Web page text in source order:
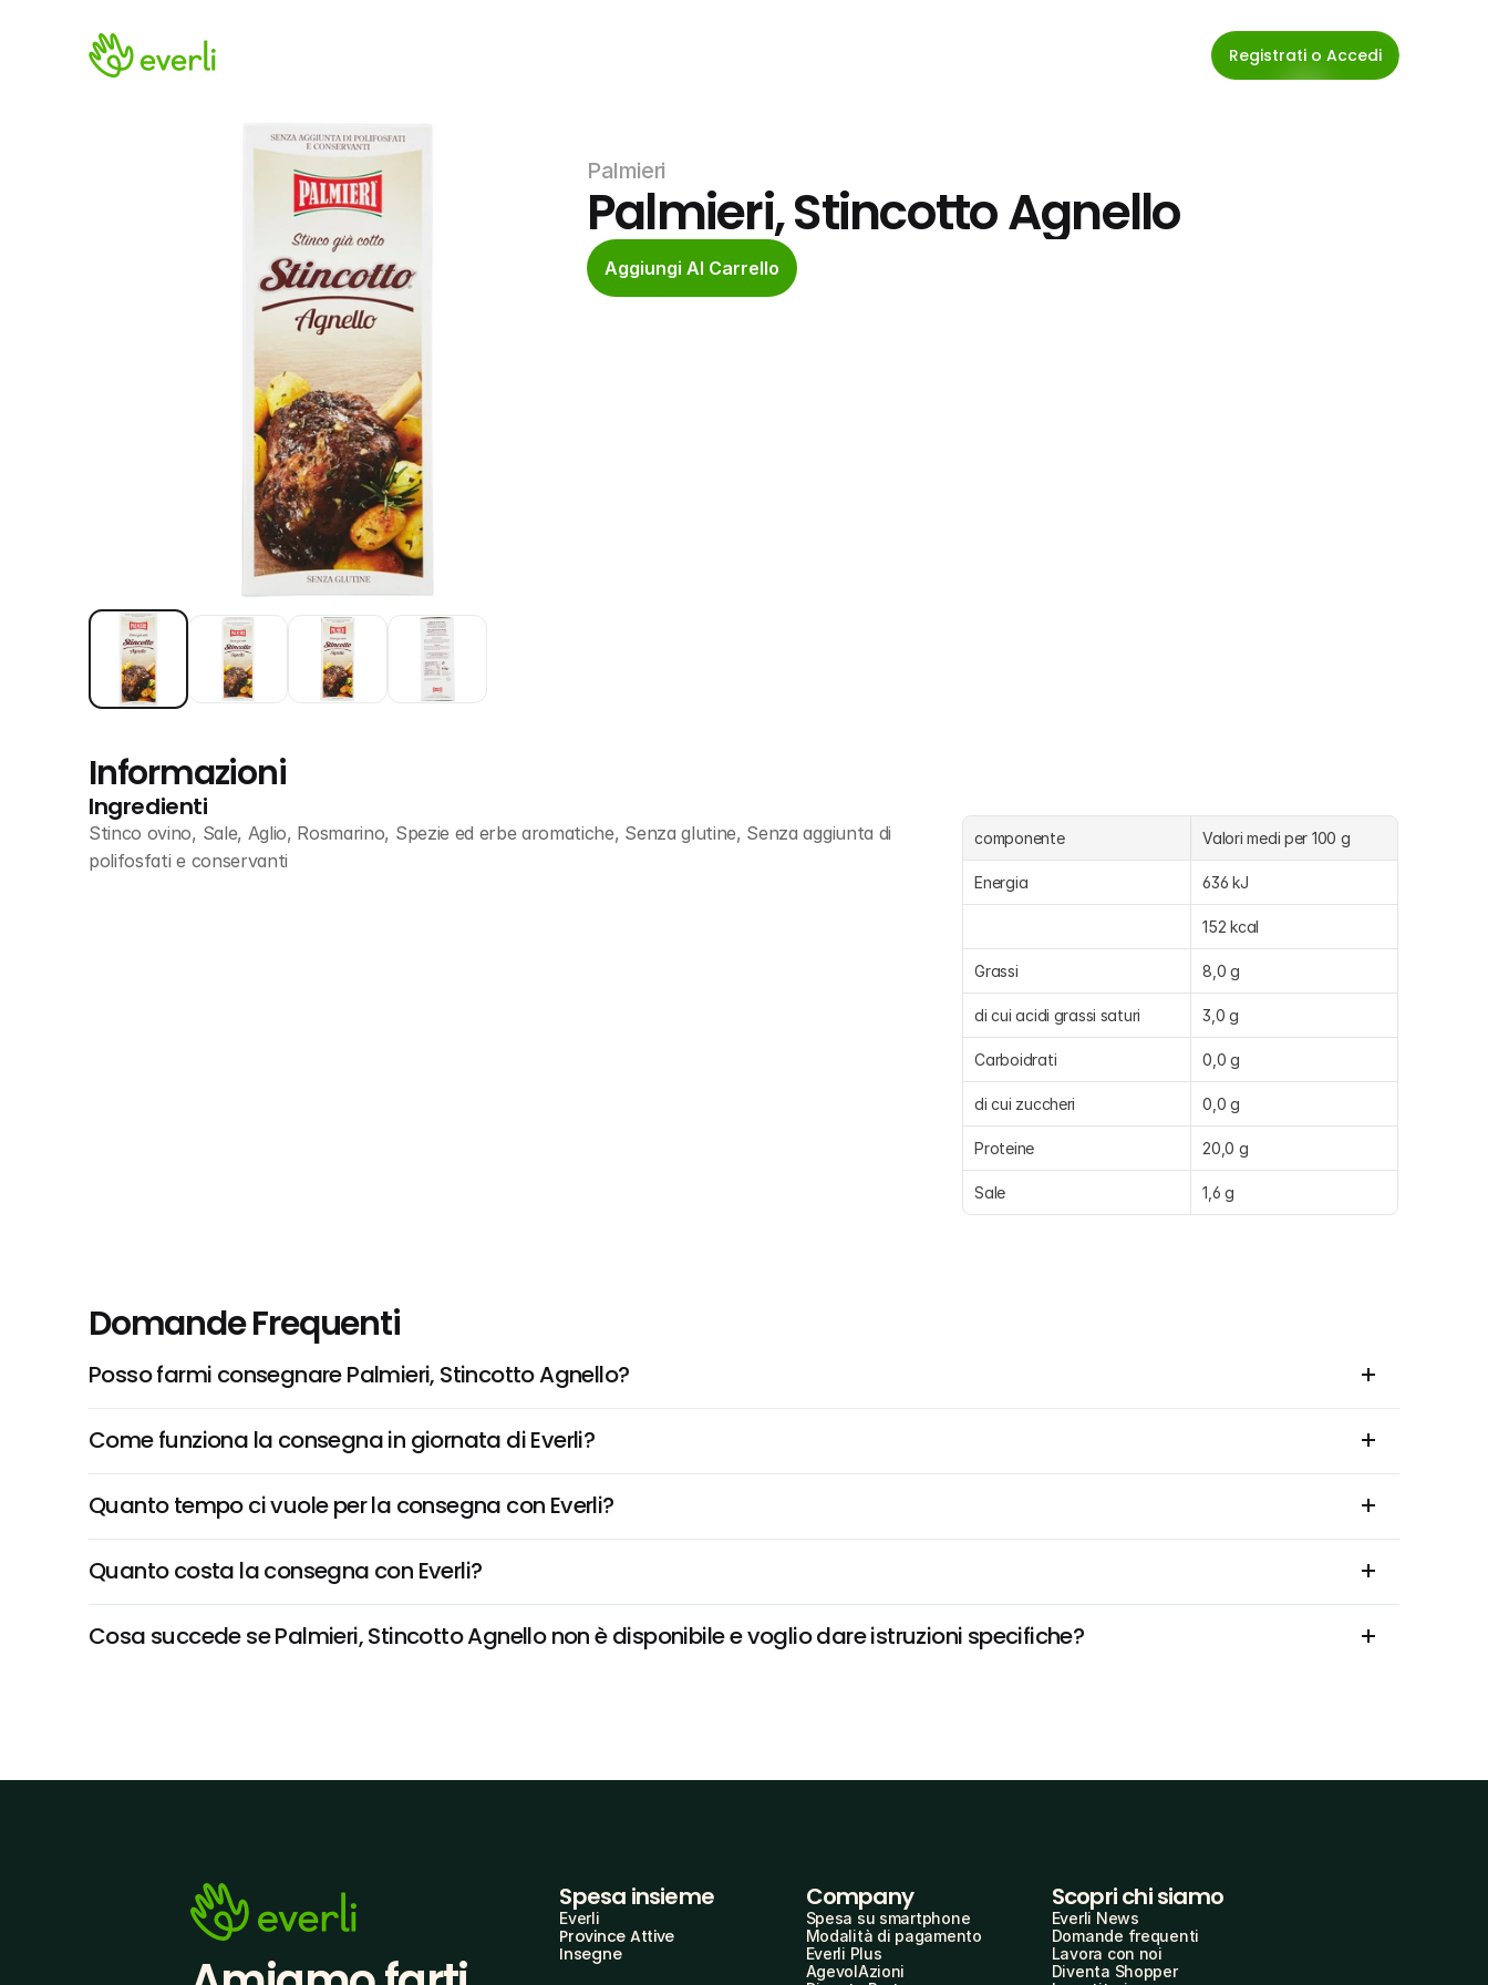
Registrati o Accedi
Palmieri
Palmieri, Stincotto Agnello
Aggiungi Al Carrello
Informazioni
Ingredienti
Stinco ovino, Sale, Aglio, Rosmarino, Spezie ed erbe aromatiche, Senza glutine, Senza aggiunta di
polifosfati e conservanti
componente Valori medi per 100 g
Energia 636 kJ
152 kcal
Grassi 8,0 g
di cui acidi grassi saturi 3,0 g
Carboidrati 0,0 g
di cui zuccheri 0,0 g
Proteine 20,0 g
Sale 1,6 g
Domande Frequenti
Posso farmi consegnare Palmieri, Stincotto Agnello?
Come funziona la consegna in giornata di Everli?
Quanto tempo ci vuole per la consegna con Everli?
Quanto costa la consegna con Everli?
Cosa succede se Palmieri, Stincotto Agnello non è disponibile e voglio dare istruzioni specifiche?
Spesa insieme
Everli
Province Attive
Insegne
Company
Spesa su smartphone
Modalità di pagamento
Everli Plus
AgevolAzioni
Scopri chi siamo
Everli News
Domande frequenti
Lavora con noi
Diventa Shopper